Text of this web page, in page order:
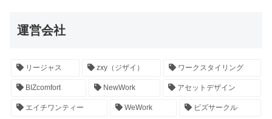
運営会社
リージャス zxy（ジザイ） ワークスタイリング
BIZcomfort NewWork アセットデザイン
エイチワンティー WeWork ビズサークル